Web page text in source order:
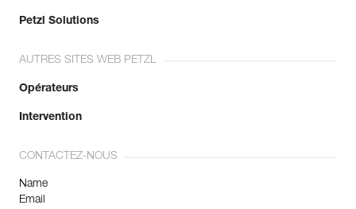
Petzl Solutions
AUTRES SITES WEB PETZL
Opérateurs
Intervention
CONTACTEZ-NOUS
Name
Email